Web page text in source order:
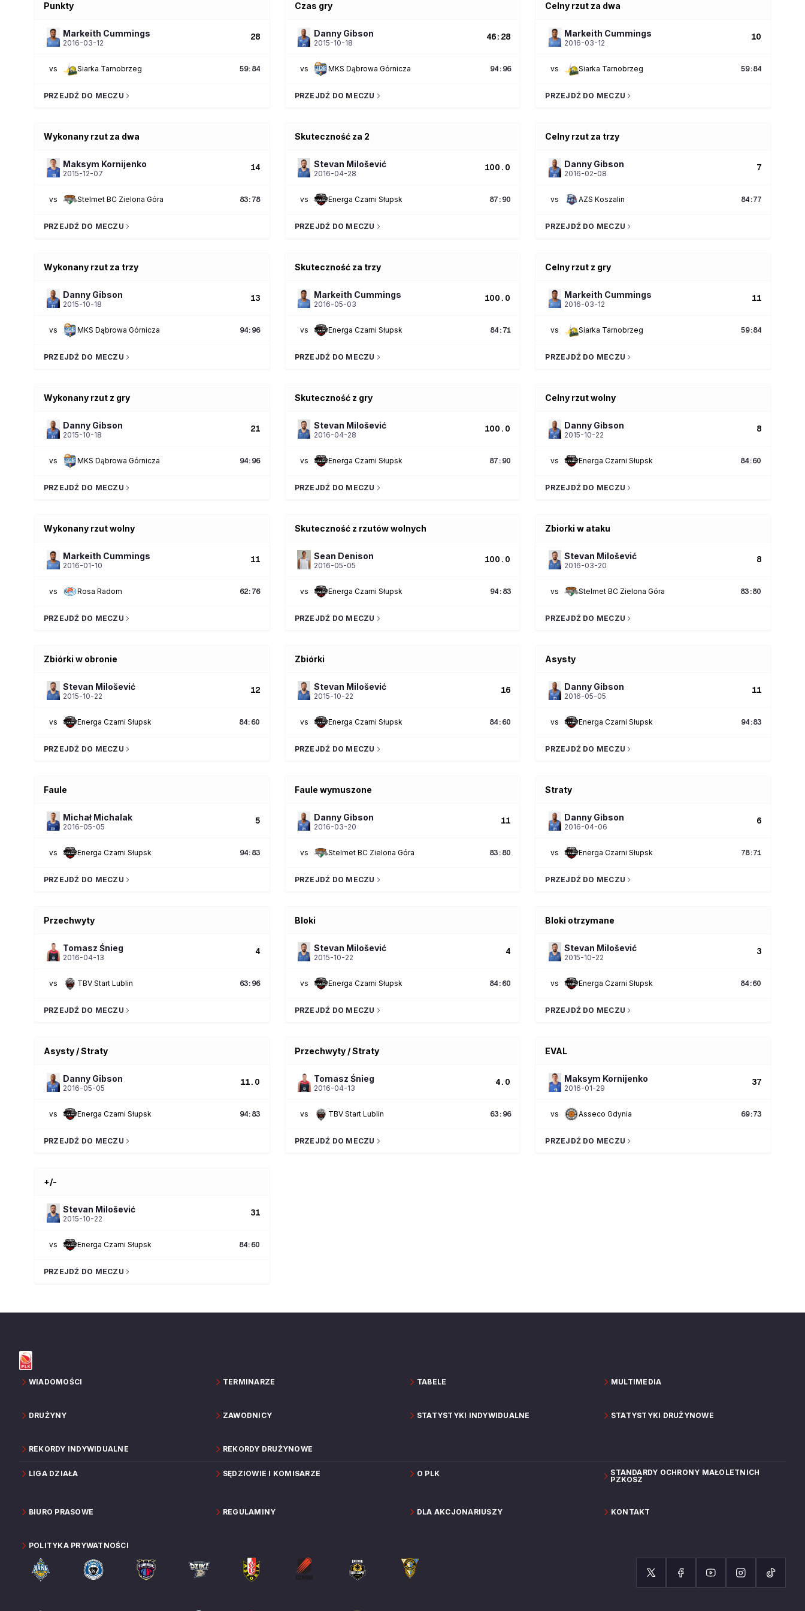
Punkty
Markeith Cummings
2016-03-12
28
vs Siarka Tarnobrzeg 59: 84
PRZEJDŹ DO MECZU
Czas gry
Danny Gibson
2015-10-18
46:28
vs MKS Dąbrowa Górnicza 94 : 96
PRZEJDŹ DO MECZU
Celny rzut za dwa
Markeith Cummings
2016-03-12
10
vs Siarka Tarnobrzeg 59:84
PRZEJDŹ DO MECZU
Wykonany rzut za dwa
Maksym Kornijenko
2015-12-07
14
vs Stelmet BC Zielona Góra 83: 78
PRZEJDŹ DO MECZU
Skuteczność za 2
Stevan Milošević
2016-04-28
100.0
vs Energa Czarni Słupsk 87 : 90
PRZEJDŹ DO MECZU
Celny rzut za trzy
Danny Gibson
2016-02-08
7
vs AZS Koszalin 84:77
PRZEJDŹ DO MECZU
Wykonany rzut za trzy
Danny Gibson
2015-10-18
13
vs MKS Dąbrowa Górnicza 94: 96
PRZEJDŹ DO MECZU
Skuteczność za trzy
Markeith Cummings
2016-05-03
100.0
vs Energa Czarni Słupsk 84 : 71
PRZEJDŹ DO MECZU
Celny rzut z gry
Markeith Cummings
2016-03-12
11
vs Siarka Tarnobrzeg 59:84
PRZEJDŹ DO MECZU
Wykonany rzut z gry
Danny Gibson
2015-10-18
21
vs MKS Dąbrowa Górnicza 94: 96
PRZEJDŹ DO MECZU
Skuteczność z gry
Stevan Milošević
2016-04-28
100.0
vs Energa Czarni Słupsk 87 : 90
PRZEJDŹ DO MECZU
Celny rzut wolny
Danny Gibson
2015-10-22
8
vs Energa Czarni Słupsk 84:60
PRZEJDŹ DO MECZU
Wykonany rzut wolny
Markeith Cummings
2016-01-10
11
vs Rosa Radom 62: 76
PRZEJDŹ DO MECZU
Skuteczność z rzutów wolnych
Sean Denison
2016-05-05
100.0
vs Energa Czarni Słupsk 94 : 83
PRZEJDŹ DO MECZU
Zbiorki w ataku
Stevan Milošević
2016-03-20
8
vs Stelmet BC Zielona Góra 83:80
PRZEJDŹ DO MECZU
Zbiórki w obronie
Stevan Milošević
2015-10-22
12
vs Energa Czarni Słupsk 84: 60
PRZEJDŹ DO MECZU
Zbiórki
Stevan Milošević
2015-10-22
16
vs Energa Czarni Słupsk 84 : 60
PRZEJDŹ DO MECZU
Asysty
Danny Gibson
2016-05-05
11
vs Energa Czarni Słupsk 94:83
PRZEJDŹ DO MECZU
Faule
Michał Michalak
2016-05-05
5
vs Energa Czarni Słupsk 94: 83
PRZEJDŹ DO MECZU
Faule wymuszone
Danny Gibson
2016-03-20
11
vs Stelmet BC Zielona Góra 83 : 80
PRZEJDŹ DO MECZU
Straty
Danny Gibson
2016-04-06
6
vs Energa Czarni Słupsk 78:71
PRZEJDŹ DO MECZU
Przechwyty
Tomasz Śnieg
2016-04-13
4
vs TBV Start Lublin 63: 96
PRZEJDŹ DO MECZU
Bloki
Stevan Milošević
2015-10-22
4
vs Energa Czarni Słupsk 84 : 60
PRZEJDŹ DO MECZU
Bloki otrzymane
Stevan Milošević
2015-10-22
3
vs Energa Czarni Słupsk 84:60
PRZEJDŹ DO MECZU
Asysty / Straty
Danny Gibson
2016-05-05
11.0
vs Energa Czarni Słupsk 94: 83
PRZEJDŹ DO MECZU
Przechwyty / Straty
Tomasz Śnieg
2016-04-13
4.0
vs TBV Start Lublin 63 : 96
PRZEJDŹ DO MECZU
EVAL
Maksym Kornijenko
2016-01-29
37
vs Asseco Gdynia 69:73
PRZEJDŹ DO MECZU
+/-
Stevan Milošević
2015-10-22
31
vs Energa Czarni Słupsk 84: 60
PRZEJDŹ DO MECZU
WIADOMOŚCI TERMINARZE TABELE MULTIMEDIA
DRUŻYNY ZAWODNICY STATYSTYKI INDYWIDUALNE STATYSTYKI DRUŻYNOWE
REKORDY INDYWIDUALNE REKORDY DRUŻYNOWE
LIGA DZIAŁA SĘDZIOWIE I KOMISARZE O PLK
STANDARDY OCHRONY MAŁOLETNICH
PZKOSZ
BIURO PRASOWE REGULAMINY DLA AKCJONARIUSZY KONTAKT
POLITYKA PRYWATNOŚCI